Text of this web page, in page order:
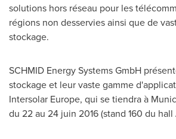
solutions hors réseau pour les
régions non desservies ainsi que de
stockage.
SCHMID Energy Systems GmbH
stockage et leur vaste gamme
Intersolar Europe, qui se tiendra à
du 22 au 24 juin 2016 (stand 160 du hall